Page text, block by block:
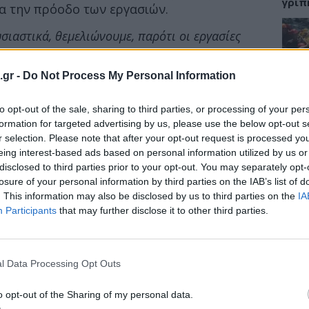
- Do Not Process My Personal Information
opt-out of the sale, sharing to third parties, or processing of your
for targeted advertising by us, please use the below opt-out
selection. Please note that after your opt-out request is processed
interest-based ads based on personal information utilized by us
to third parties prior to your opt-out. You may separately
of your personal information by third parties on the IAB’s list of
This information may also be disclosed by us to third parties on the
Participants that may further disclose it to other third parties.
Data Processing Opt Outs
opt-out of the Sharing of my personal data.
την πρόοδο των εργασιών.
θεμελιώνουμε, παρότι οι εργασίες
έργο για την πόλη της Κοζάνης,
ως προς τη δυναμικότητά του,
η οποία θα συνδέεται με τα παλαιότερα
ένα πολύ μεγάλο στοίχημα της
εμπιστευτεί ο ελληνικός λαός, είναι πολύ
Έχουμε και το σχέδιο και τη δυνατότητα
τους ανθρώπους, τους γιατρούς μας, τους
στο Εθνικό Σύστημα Υγείας, τους καινούριους
να στελεχώσουν το Εθνικό Σύστημα Υγείας.
σχεδιάζουμε και υλοποιούμε, θα αποτελέσει
πολύ μεγάλη ευκαιρία για τη χώρα
5